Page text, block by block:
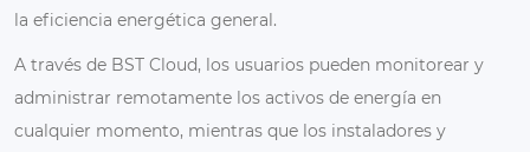
la eficiencia energética general.
A través de BST Cloud, los usuarios pueden monitorear y
administrar remotamente los activos de energía en
cualquier momento, mientras que los instaladores y